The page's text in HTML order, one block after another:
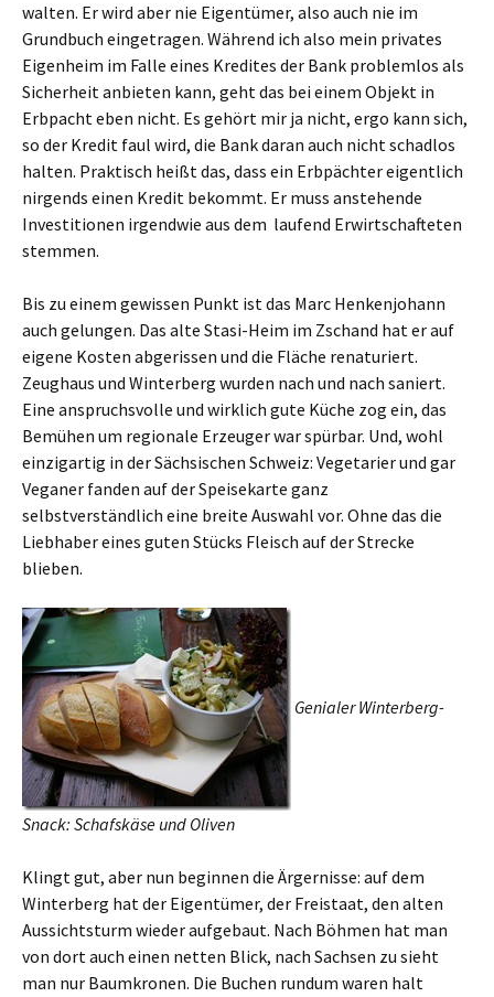
walten. Er wird aber nie Eigentümer, also auch nie im
Grundbuch eingetragen. Während ich also mein privates
Eigenheim im Falle eines Kredites der Bank problemlos als
Sicherheit anbieten kann, geht das bei einem Objekt in
Erbpacht eben nicht. Es gehört mir ja nicht, ergo kann sich,
so der Kredit faul wird, die Bank daran auch nicht schadlos
halten. Praktisch heißt das, dass ein Erbpächter eigentlich
nirgends einen Kredit bekommt. Er muss anstehende
Investitionen irgendwie aus dem laufend Erwirtschafteten
stemmen.
Bis zu einem gewissen Punkt ist das Marc Henkenjohann
auch gelungen. Das alte Stasi-Heim im Zschand hat er auf
eigene Kosten abgerissen und die Fläche renaturiert.
Zeughaus und Winterberg wurden nach und nach saniert.
Eine anspruchsvolle und wirklich gute Küche zog ein, das
Bemühen um regionale Erzeuger war spürbar. Und, wohl
einzigartig in der Sächsischen Schweiz: Vegetarier und gar
Veganer fanden auf der Speisekarte ganz
selbstverständlich eine breite Auswahl vor. Ohne das die
Liebhaber eines guten Stücks Fleisch auf der Strecke
blieben.
Genialer Winterberg-
Snack: Schafskäse und Oliven
Klingt gut, aber nun beginnen die Ärgernisse: auf dem
Winterberg hat der Eigentümer, der Freistaat, den alten
Aussichtsturm wieder aufgebaut. Nach Böhmen hat man
von dort auch einen netten Blick, nach Sachsen zu sieht
man nur Baumkronen. Die Buchen rundum waren halt